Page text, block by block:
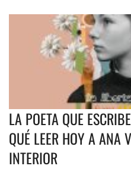
LA POETA QUE
QUÉ LEER HOY A ANA
INTERIOR